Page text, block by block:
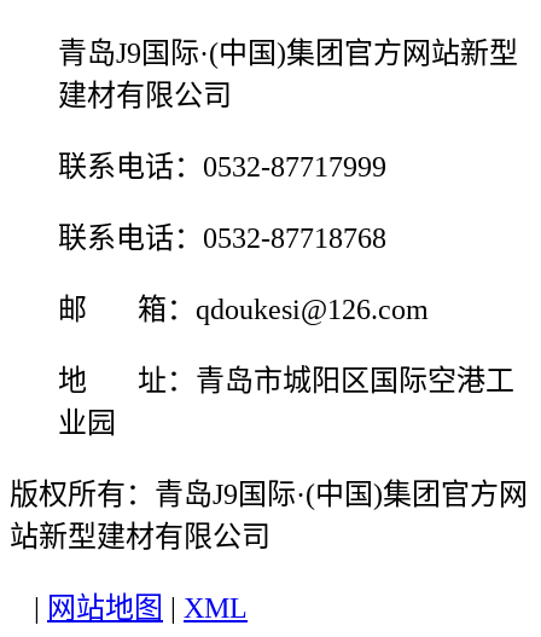
青岛J9国际·(中国)集团官方网站新型
建材有限公司
联系电话：0532-87717999
联系电话：0532-87718768
邮 箱：qdoukesi@126.com
地 址：青岛市城阳区国际空港工
业园
版权所有：青岛J9国际·(中国)集团官方网
站新型建材有限公司
网站地图 XML